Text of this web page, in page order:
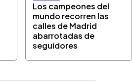
Los campeones del
mundo recorren las
calles de Madrid
abarrotadas de
seguidores